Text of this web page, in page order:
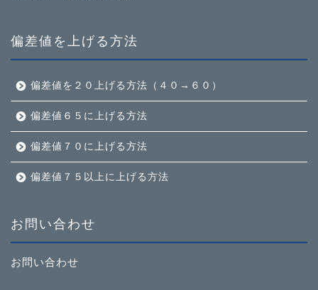
偏差値を上げる方法
偏差値を２０上げる方法（４０→６０）
偏差値６５に上げる方法
偏差値７０に上げる方法
偏差値７５以上に上げる方法
お問い合わせ
お問い合わせ